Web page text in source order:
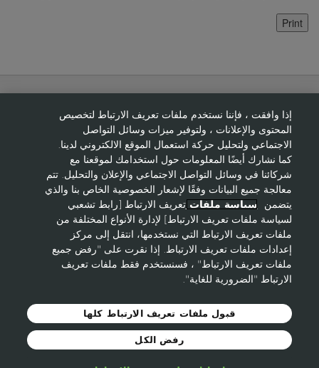
حول ايفون
مساعدة
هل تحتاج إلى ممثل مبيعات؟
إلتحقي بنا كعضوة
© 2021 Avon Cosmetics الشروط والأحكام
خصوصية لموقع
ايفون
Cookie-Policy
إذا وافقت ، فإننا نستخدم ملفات تعريف الارتباط لتخصيص
المحتوى والإعلانات ، ولتوفير ميزات وسائل التواصل
الاجتماعي ولتحليل حركة استعمال الموقع الالكتروني لدينا.
كما نشارك أيضًا المعلومات حول استخدامك لموقعنا مع
شركائنا في وسائل التواصل الاجتماعي والإعلان والتحليل. تتم
معالجة جميع البيانات وفقًا لإشعار الخصوصية الخاص بنا والذي
يتضمن
سياسة ملفاتتعريف الارتباط [رابط تشعبي
لسياسة ملفات تعريف الارتباط] لإدارة الأنواع المختلفة من
ملفات تعريف الارتباط التي نستخدمها، انتقل إلى مركز
إعدادات ملفات تعريف الارتباط. إذا نقرت على "رفض جميع
ملفات تعريف الارتباط" ، فسنستخدم فقط ملفات تعريف
الارتباط "الضرورية للغاية".
رفض الكل
قبول ملفات تعريف الارتباط كلها